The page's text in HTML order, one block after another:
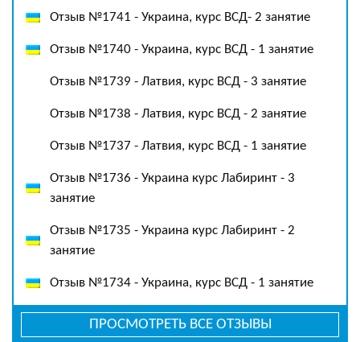
Отзыв №1741 - Украина, курс ВСД- 2 занятие
Отзыв №1740 - Украина, курс ВСД - 1 занятие
Отзыв №1739 - Латвия, курс ВСД - 3 занятие
Отзыв №1738 - Латвия, курс ВСД - 2 занятие
Отзыв №1737 - Латвия, курс ВСД - 1 занятие
Отзыв №1736 - Украина курс Лабиринт - 3
занятие
Отзыв №1735 - Украина курс Лабиринт - 2
занятие
Отзыв №1734 - Украина, курс ВСД - 1 занятие
ПРОСМОТРЕТЬ ВСЕ ОТЗЫВЫ